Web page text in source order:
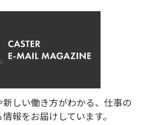
しい働き方がわかる、 仕事の
報をお届けしています。